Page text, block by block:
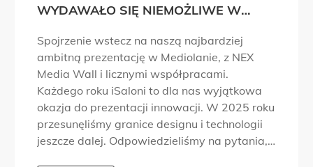
WYDAWAŁO SIĘ NIEMOŻLIWE W
STAŁO SIĘ RZECZYWISTOŚCIĄ!
Spojrzenie wstecz na naszą najbardziej
ambitną prezentację w Mediolanie, z NEX
Media Wall i licznymi współpracami.
Każdego roku iSaloni to dla nas wyjątkowa
okazja do prezentacji innowacji. W 2025 roku
przesunęliśmy granice designu i technologii
jeszcze dalej. Odpowiedzieliśmy na pytania,